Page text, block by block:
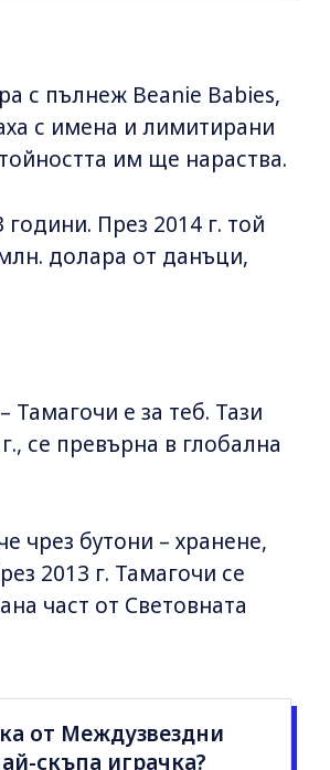
с пълнеж Beanie Babies,
с имена и лимитирани
им ще нараства.
През 2014 г. той
долара от данъци,
е за теб. Тази
се превърна в глобална
чрез бутони – хранене,
2013 г. Тамагочи се
част от Световната
от Междузвездни
скъпа играчка?